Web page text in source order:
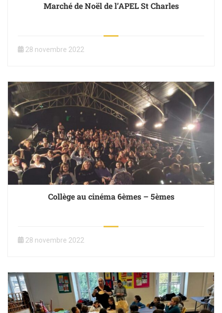
Marché de Noël de l’APEL St Charles
28 novembre 2022
Collège au cinéma 6èmes – 5èmes
28 novembre 2022